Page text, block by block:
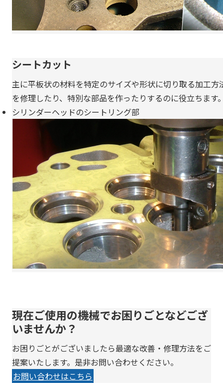
シートカット
主に平板状の材料を特定のサイズや形状に切り取る加工
を修理したり、特別な部品を作ったりするのに役立ちます
シリンダーヘッドのシートリング部
現在ご使用の機械でお困りごとなどござ
いませんか？
お困りごとがございましたら最適な改善・修理方法をご
提案いたします。是非お問い合わせください。
お問い合わせはこちら